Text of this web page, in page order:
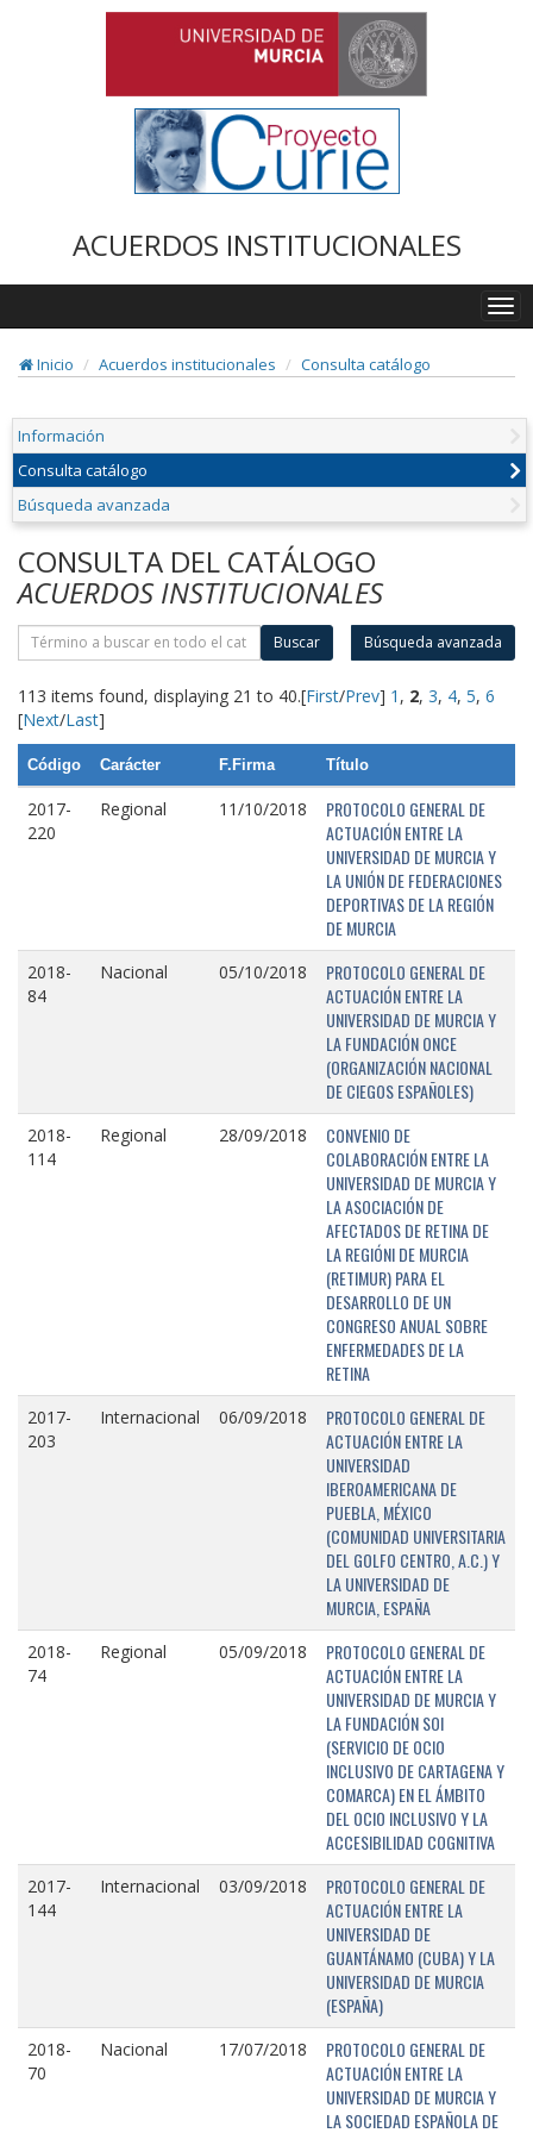
ACUERDOS INSTITUCIONALES
Inicio
Acuerdos institucionales Consulta catálogo
Información
Consulta catálogo
Búsqueda avanzada
CONSULTA DEL CATÁLOGO
ACUERDOS INSTITUCIONALES
Buscar Búsqueda avanzada
113 items found, displaying 21 to 40.[First/Prev] 1 , 2, 3, 4, 5, 6
[Next/Last]
Código Carácter F.Firma Título
2017-
220
Regional 11/10/2018
PROTOCOLO GENERAL DE
ACTUACIÓN ENTRE LA
UNIVERSIDAD DE MURCIA Y
LA UNIÓN DE FEDERACIONES
DEPORTIVAS DE LA REGIÓN
DE MURCIA
2018-
84
Nacional 05/10/2018
PROTOCOLO GENERAL DE
ACTUACIÓN ENTRE LA
UNIVERSIDAD DE MURCIA Y
LA FUNDACIÓN ONCE
(ORGANIZACIÓN NACIONAL
DE CIEGOS ESPAÑOLES)
2018-
114
Regional 28/09/2018
CONVENIO DE
COLABORACIÓN ENTRE LA
UNIVERSIDAD DE MURCIA Y
LA ASOCIACIÓN DE
AFECTADOS DE RETINA DE
LA REGIÓNI DE MURCIA
(RETIMUR) PARA EL
DESARROLLO DE UN
CONGRESO ANUAL SOBRE
ENFERMEDADES DE LA
RETINA
2017-
203
Internacional 06/09/2018
PROTOCOLO GENERAL DE
ACTUACIÓN ENTRE LA
UNIVERSIDAD
IBEROAMERICANA DE
PUEBLA, MÉXICO
(COMUNIDAD UNIVERSITARIA
DEL GOLFO CENTRO, A.C.) Y
LA UNIVERSIDAD DE
MURCIA, ESPAÑA
2018-
74
Regional 05/09/2018
PROTOCOLO GENERAL DE
ACTUACIÓN ENTRE LA
UNIVERSIDAD DE MURCIA Y
LA FUNDACIÓN SOI
(SERVICIO DE OCIO
INCLUSIVO DE CARTAGENA Y
COMARCA) EN EL ÁMBITO
DEL OCIO INCLUSIVO Y LA
ACCESIBILIDAD COGNITIVA
2017-
144
Internacional 03/09/2018
PROTOCOLO GENERAL DE
ACTUACIÓN ENTRE LA
UNIVERSIDAD DE
GUANTÁNAMO (CUBA) Y LA
UNIVERSIDAD DE MURCIA
(ESPAÑA)
2018-
70
Nacional 17/07/2018
PROTOCOLO GENERAL DE
ACTUACIÓN ENTRE LA
UNIVERSIDAD DE MURCIA Y
LA SOCIEDAD ESPAÑOLA DE